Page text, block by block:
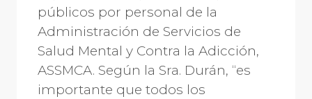
públicos por personal de la
Administración de Servicios de
Salud Mental y Contra la Adicción,
ASSMCA. Según la Sra. Durán, “es
importante que todos los